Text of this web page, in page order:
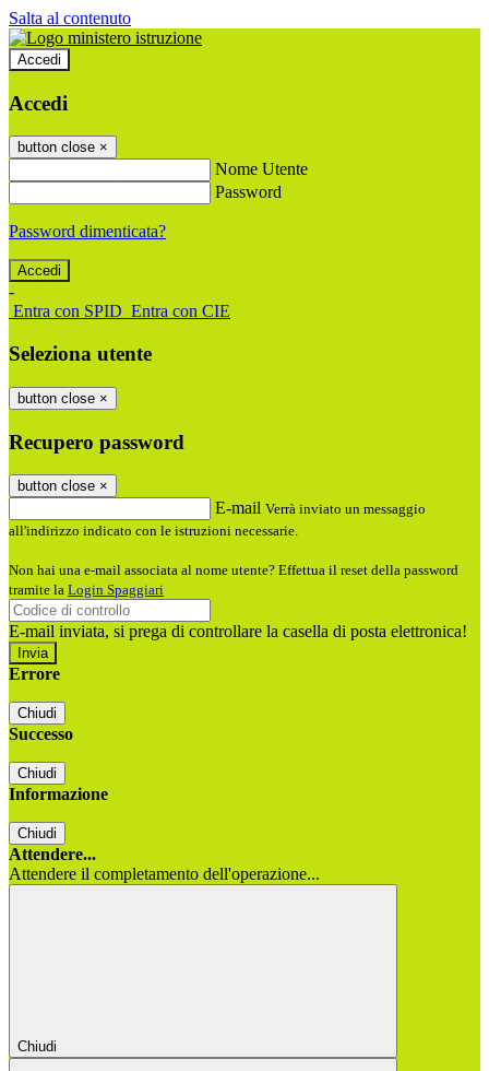
Salta al contenuto
Accedi
Accedi
button close ×
Nome Utente
Password
Password dimenticata?
-
Entra con SPID Entra con CIE
Seleziona utente
button close ×
Recupero password
button close ×
E-mail Verrà inviato un messaggio
all'indirizzo indicato con le istruzioni necessarie.
Non hai una e-mail associata al nome utente? Effettua il reset della password
tramite la Login Spaggiari
E-mail inviata, si prega di controllare la casella di posta elettronica!
Errore
Chiudi
Successo
Chiudi
Informazione
Chiudi
Attendere...
Attendere il completamento dell'operazione...
Chiudi